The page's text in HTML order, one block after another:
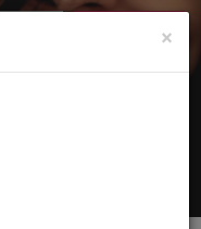
PRIJAVITE SE
×